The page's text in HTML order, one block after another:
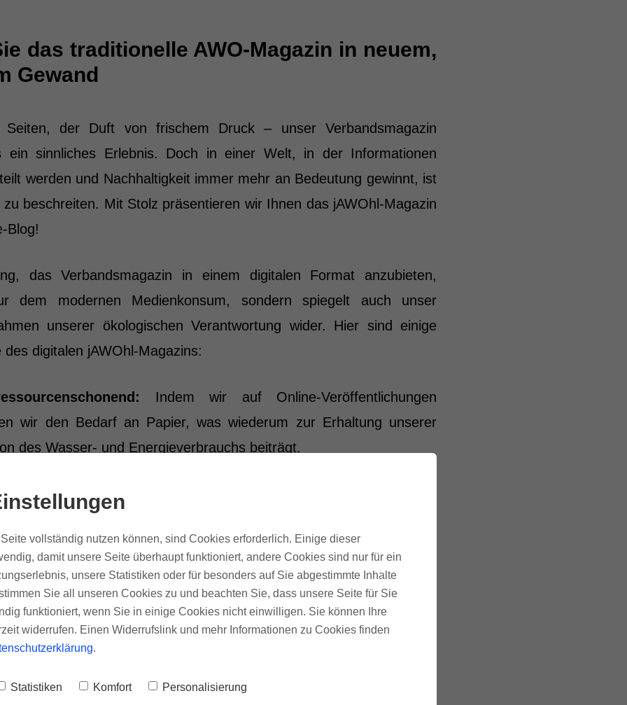
das traditionelle AWO-Magazin in neuem,
Gewand
der Duft von frischem Druck – unser Verbandsmagazin
ein sinnliches Erlebnis. Doch in einer Welt, in der Informationen
werden und Nachhaltigkeit immer mehr an Bedeutung gewinnt, ist
beschreiten. Mit Stolz präsentieren wir Ihnen das jAWOhl-Magazin
Blog!
das Verbandsmagazin in einem digitalen Format anzubieten,
dem modernen Medienkonsum, sondern spiegelt auch unser
unserer ökologischen Verantwortung wider. Hier sind einige
digitalen jAWOhl-Magazins:
Indem wir auf Online-Veröffentlichungen
wir den Bedarf an Papier, was wiederum zur Erhaltung unserer
des Wasser- und Energieverbrauchs beiträgt.
Fußabdrucks:
Digitale Inhalte ermöglichen es uns, Informationen schnell zu
verbreiten, sodass unsere Leser*innen immer auf dem neuesten
Artikel kommentieren, teilen und über soziale Medien vernetzt
vollständig nutzen können, sind Cookies erforderlich. Einige dieser
damit unsere Seite überhaupt funktioniert, andere Cookies sind nur für ein
unsere Statistiken oder für besonders auf Sie abgestimmte Inhalte
Sie all unseren Cookies zu und beachten Sie, dass unsere Seite für Sie
funktioniert, wenn Sie in einige Cookies nicht einwilligen. Sie können Ihre
widerrufen. Einen Widerrufslink und mehr Informationen zu Cookies finden
.
Statistiken Komfort Personalisierung